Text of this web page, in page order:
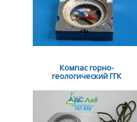
Компас горно-
геологический ГГК